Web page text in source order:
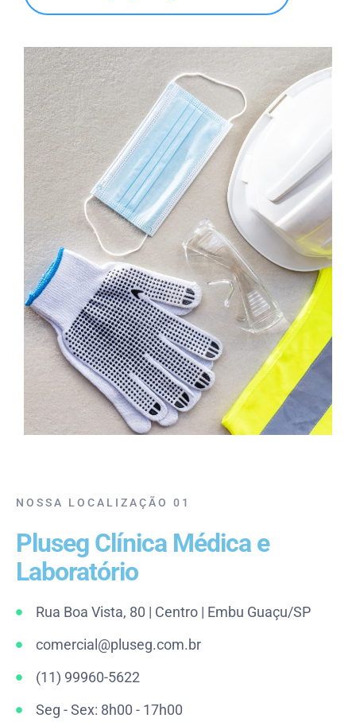
NOSSA LOCALIZAÇÃO 01
Pluseg Clínica Médica e
Laboratório
Rua Boa Vista, 80 | Centro | Embu Guaçu/SP
comercial@pluseg.com.br
(11) 99960-5622
Seg - Sex: 8h00 - 17h00